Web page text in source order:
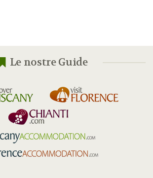
Le nostre Guide